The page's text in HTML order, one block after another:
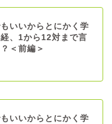
もいいからとにかく学
、1から12対まで言
＜前編＞
もいいからとにかく学